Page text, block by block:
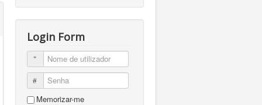
Login Form
Nome de utilizador
Senha
Memorizar-me